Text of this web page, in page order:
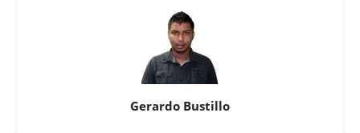
Gerardo Bustillo